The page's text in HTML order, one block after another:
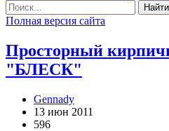
Найти
Полная версия сайта
Просторный
"БЛЕСК"
Gennady
13 июн 2011
596